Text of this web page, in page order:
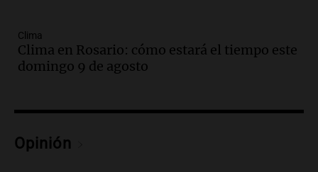
Una mañana para todos
Episodios
del desayuno ideal: qué alimentos
Una mañana para todos
Clima
Clima en Rosario: cómo estará el tiempo este
domingo 9 de agosto
Opinión